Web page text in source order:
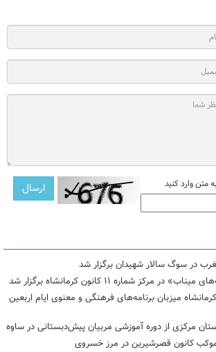
متن وارد کنید
در سوگ سالار شهیدان برگزار شد
مرکز شماره ۱۱ کانون کرمانشاه برگزار شد
۱۳ کانون کرمانشاه میزبان برنامه‌های فرهنگی و معنوی ایام اربعین
مرکزی از دوره آموزشی مربیان پیش‌دبستانی در ساوه
کانون قصرشیرین در مرز خسروی